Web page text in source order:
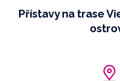
Přístavy na trase